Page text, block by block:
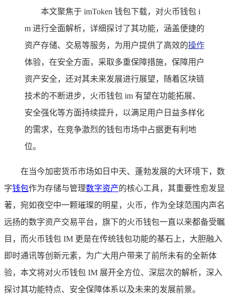
本文聚焦于 imToken 钱包下载，对火币钱包 i
m 进行全面解析，详细探讨了其功能，涵盖便捷的
资产存储、交易等服务，为用户提供了高效的操作
体验，在安全方面，采取多重保障措施，保障用户
资产安全，还对其未来发展进行展望，随着区块链
技术的不断进步，火币钱包 im 有望在功能拓展、
安全强化等方面持续提升，以满足用户日益多样化
的需求，在竞争激烈的钱包市场中占据更有利地
位。
在当今加密货币市场如日中天、蓬勃发展的大环境下，数
字钱包作为存储与管理数字资产的核心工具，其重要性愈发显
著，宛如夜空中一颗璀璨的明星，火币，作为全球范围内声名
远扬的数字资产交易平台，旗下的火币钱包一直以来都备受瞩
目，而火币钱包 IM 更是在传统钱包功能的基石上，大胆融入
即时通讯等创新元素，为广大用户带来了前所未有的全新体
验，本文将对火币钱包 IM 展开全方位、深层次的解析，深入
探讨其功能特点、安全保障体系以及未来的发展前景。